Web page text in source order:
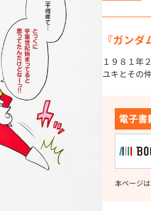
『ガン
１９８１年
ユキとその
電子書
本ページ